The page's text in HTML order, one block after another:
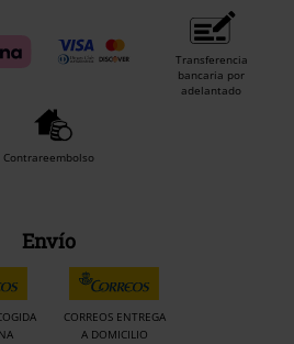
Transferencia
bancaria por
adelantado
Contrareembolso
Envío
CORREOS ENTREGA
A DOMICILIO